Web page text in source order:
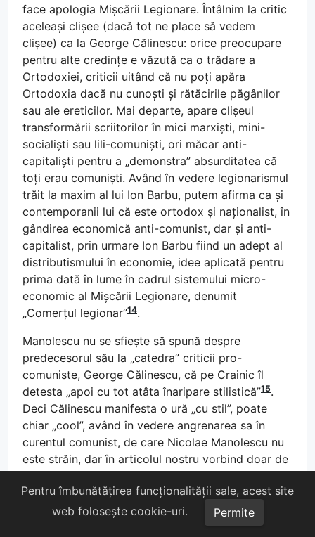
face apologia Mișcării Legionare. Întâlnim la critic
aceleași clișee (dacă tot ne place să vedem
clișee) ca la George Călinescu: orice preocupare
pentru alte credințe e văzută ca o trădare a
Ortodoxiei, criticii uitând că nu poți apăra
Ortodoxia dacă nu cunoști și rătăcirile păgânilor
sau ale ereticilor. Mai departe, apare clișeul
transformării scriitorilor în mici marxiști, mini-
socialiști sau lili-comuniști, ori măcar anti-
capitaliști pentru a „demonstra” absurditatea că
toți erau comuniști. Având în vedere legionarismul
trăit la maxim al lui Ion Barbu, putem afirma ca și
contemporanii lui că este ortodox și naționalist, în
gândirea economică anti-comunist, dar și anti-
capitalist, prin urmare Ion Barbu fiind un adept al
distributismului în economie, idee aplicată pentru
prima dată în lume în cadrul sistemului micro-
economic al Mișcării Legionare, denumit
„Comerțul legionar”14.
Manolescu nu se sfiește să spună despre
predecesorul său la „catedra” criticii pro-
comuniste, George Călinescu, că pe Crainic îl
detesta „apoi cu tot atâta înaripare stilistică”15.
Deci Călinescu manifesta o ură „cu stil”, poate
chiar „cool”, având în vedere angrenarea sa în
curentul comunist, de care Nicolae Manolescu nu
este străin, dar în articolul nostru vorbind doar de
războiul criticii oficiale împotriva lui Crainic, nu ne
vom referi la crezul politic al domnului Manolescu,
pe care l-a schițat într-o serie de articole, domnul
Pentru îmbunătățirea funcționalității sale, acest site
web folosește cookie-uri.
Permite